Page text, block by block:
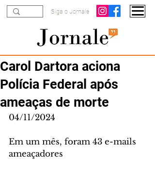
Siga o Jornale
Carol Dartora aciona
Polícia Federal após
ameaças de morte
04/11/2024
Em um mês, foram 43 e-mails
ameaçadores